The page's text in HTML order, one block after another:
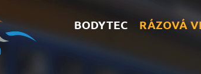
BODYTEC RÁZOVÁ